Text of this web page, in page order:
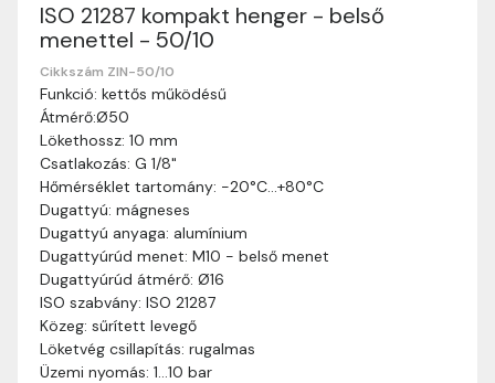
ISO 21287 kompakt henger - belső
menettel - 50/10
Cikkszám ZIN-50/10
Funkció: kettős működésű
Átmérő:Ø50
Lökethossz: 10 mm
Csatlakozás: G 1/8"
Hőmérséklet tartomány: -20°C…+80°C
Dugattyú: mágneses
Dugattyú anyaga: alumínium
Dugattyúrúd menet: M10 - belső menet
Dugattyúrúd átmérő: Ø16
ISO szabvány: ISO 21287
Közeg: sűrített levegő
Löketvég csillapítás: rugalmas
Üzemi nyomás: 1…10 bar
Szállítási információk
Nagyon köszönjük, hogy webshopunkat választottátok
vásárlásaitokhoz. Az alábbiakban megtaláljátok szállítási
információinkat, hogy a vásárlásotok gördülékenyen és
zökkenőmentesen történhessen.
Szállítási idő:
munkanapon belül kézbesítjük. Amennyiben
valamilyen okból kifolyólag a szállítás hosszabb
ideig tart, előre értesítünk benneteket.
Szállítási díj: A szállítási díj függ a termék súlyától
és a szállítási cím távolságától. A pontos szállítási
díjat a vásárlás folyamata során megtekinthetitek,
mielőtt a rendelést véglegesítitek.